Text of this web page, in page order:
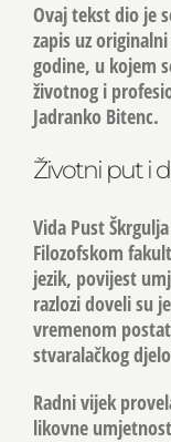
Ovaj tekst dio je
zapis uzoriginalni
godine, u kojem
životnog i
Jadranko Bitenc.
Životni put i
Vida Pust
Filozofskom
jezik, povijest
razlozi doveli su
vremenom
stvaralačkog
Radni vijek
likovne